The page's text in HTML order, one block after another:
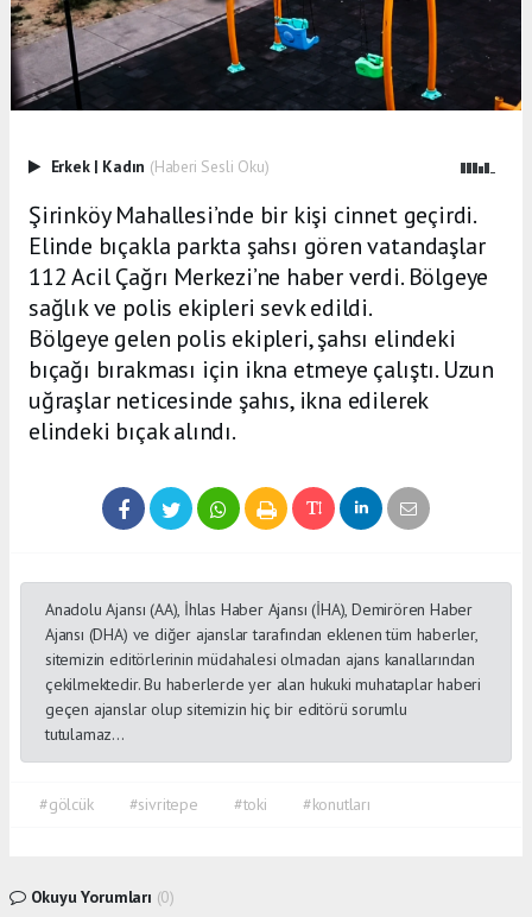
Erkek | Kadın (Haberi Sesli Oku)
Şirinköy Mahallesi’nde bir kişi cinnet geçirdi.
Elinde bıçakla parkta şahsı gören vatandaşlar
112 Acil Çağrı Merkezi’ne haber verdi. Bölgeye
sağlık ve polis ekipleri sevk edildi.
Bölgeye gelen polis ekipleri, şahsı elindeki
bıçağı bırakması için ikna etmeye çalıştı. Uzun
uğraşlar neticesinde şahıs, ikna edilerek
elindeki bıçak alındı.
Anadolu Ajansı (AA), İhlas Haber Ajansı (İHA), Demirören Haber
Ajansı (DHA) ve diğer ajanslar tarafından eklenen tüm haberler,
sitemizin editörlerinin müdahalesi olmadan ajans kanallarından
çekilmektedir. Bu haberlerde yer alan hukuki muhataplar haberi
geçen ajanslar olup sitemizin hiç bir editörü sorumlu
tutulamaz...
#gölcük #sivritepe #toki #konutları
Okuyu Yorumları (0)